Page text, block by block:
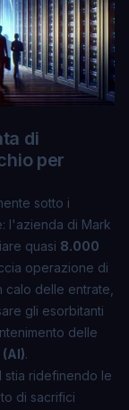
di
per
sotto i
l'azienda di Mark
quasi 8.000
operazione di
delle entrate,
gli esorbitanti
delle
.
stia ridefinendo le
di sacrifici